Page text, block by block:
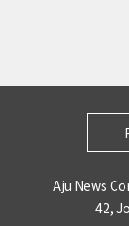
Aju News
42,